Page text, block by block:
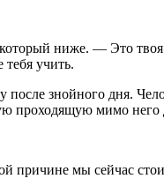
ниже. — Это
учить.
знойного дня.
проходящую мимо него
причине мы сейчас